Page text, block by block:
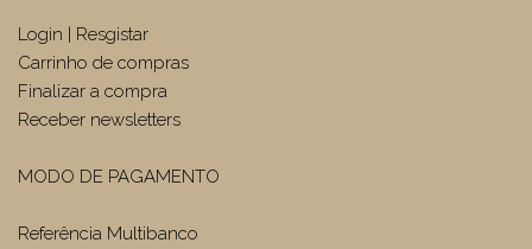
Login | Resgistar
Carrinho de compras
Finalizar a compra
Receber newsletters
MODO DE PAGAMENTO
Referência Multibanco